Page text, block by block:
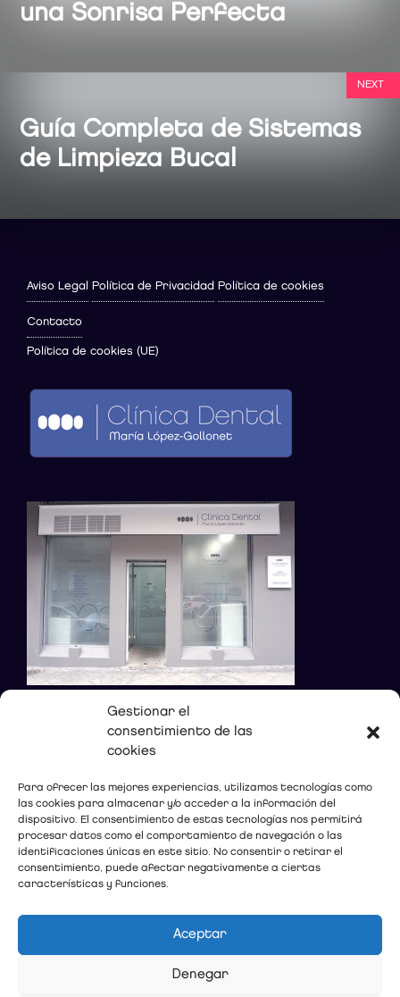
Gestionar el
consentimiento de las
cookies
Para ofrecer las mejores experiencias, utilizamos tecnologías como
las cookies para almacenar y/o acceder a la información del
dispositivo. El consentimiento de estas tecnologías nos permitirá
procesar datos como el comportamiento de navegación o las
identificaciones únicas en este sitio. No consentir o retirar el
consentimiento, puede afectar negativamente a ciertas
características y funciones.
Aceptar
Denegar
una Sonrisa Perfecta
Guía Completa de Sistemas
de Limpieza Bucal
NEXT
Aviso Legal Política de Privacidad Política de cookies
Contacto
Política de cookies (UE)
DONDE ESTAMOS
Calle Sócrates, 12, Bajo
18002 Granada
Teléfono:
958 80 54 12
E-mail:c.dental@lopez-gollonet.com
Ver mapa